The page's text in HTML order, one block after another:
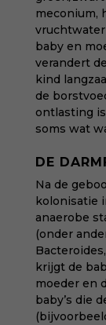
meconium,
vruchtwater
baby en
verandert
kind
de
ontlasting
soms wat
DE
Na de
kolonisatie
anaerobe
(onder
krijgt de
moeder en
baby’s die